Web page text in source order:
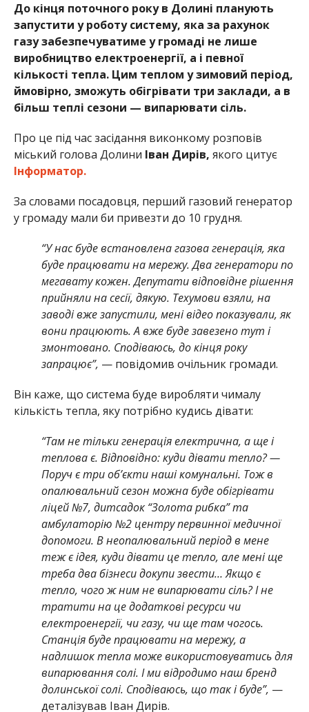
До кінця поточного року в Долині планують
запустити у роботу систему, яка за рахунок
газу забезпечуватиме у громаді не лише
виробництво електроенергії, а і певної
кількості тепла. Цим теплом у зимовий період,
ймовірно, зможуть обігрівати три заклади, а в
більш теплі сезони — випарювати сіль.
Про це під час засідання виконкому розповів
міський голова Долини Іван Дирів, якого цитує
Інформатор.
За словами посадовця, перший газовий генератор
у громаду мали би привезти до 10 грудня.
“У нас буде встановлена газова генерація, яка
буде працювати на мережу. Два генератори по
мегавату кожен. Депутати відповідне рішення
прийняли на сесії, дякую. Техумови взяли, на
заводі вже запустили, мені відео показували, як
вони працюють. А вже буде завезено тут і
змонтовано. Сподіваюсь, до кінця року
запрацює”, — повідомив очільник громади.
Він каже, що система буде виробляти чималу
кількість тепла, яку потрібно кудись дівати:
“Там не тільки генерація електрична, а ще і
теплова є. Відповідно: куди дівати тепло? —
Поруч є три об’єкти наші комунальні. Тож в
опалювальний сезон можна буде обігрівати
ліцей №7, дитсадок “Золота рибка” та
амбулаторію №2 центру первинної медичної
допомоги. В неопалювальний період в мене
теж є ідея, куди дівати це тепло, але мені ще
треба два бізнеси докупи звести… Якщо є
тепло, чого ж ним не випарювати сіль? І не
тратити на це додаткові ресурси чи
електроенергії, чи газу, чи ще там чогось.
Станція буде працювати на мережу, а
надлишок тепла може використовуватись для
випарювання солі. І ми відродимо наш бренд
долинської солі. Сподіваюсь, що так і буде”, —
деталізував Іван Дирів.